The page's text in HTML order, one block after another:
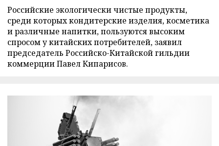
Российские экологически чистые продукты,
среди которых кондитерские изделия, косметика
и различные напитки, пользуются высоким
спросом у китайских потребителей, заявил
председатель Российско-Китайской гильдии
коммерции Павел Кипарисов.